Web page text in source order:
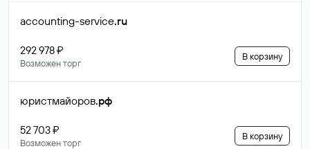
accounting-service.ru
292 978 ₽
Возможен торг
В корзину
юристмайоров.рф
52 703 ₽
Возможен торг
В корзину